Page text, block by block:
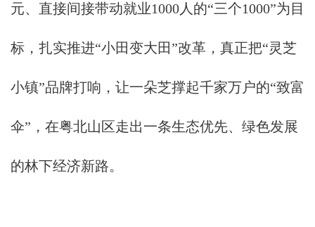
元、直接间接带动就业1000人的“三个1000”为目
标，扎实推进“小田变大田”改革，真正把“灵芝
小镇”品牌打响，让一朵芝撑起千家万户的“致富
伞”，在粤北山区走出一条生态优先、绿色发展
的林下经济新路。